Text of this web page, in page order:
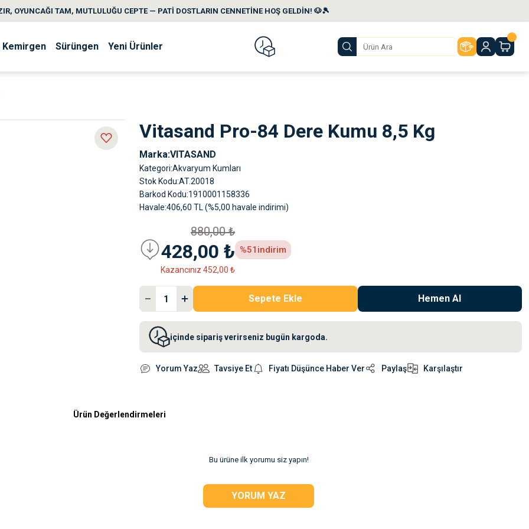
OYUNCAĞI TAM, MUTLULUĞU CEPTE — PATİ DOSTLARIN CENNETİNE HOŞ GELDİN! 🐶🎾
Kemirgen Sürüngen Yeni Ürünler
Vitasand Pro-84 Dere Kumu 8,5 Kg
Marka VITASAND
Kategori Akvaryum Kumları
Stok Kodu AT.20018
Barkod Kodu 1910001158336
Havale 406,60 TL (%5,00 havale indirimi)
880,00 ₺
428,00 ₺
Kazancınız 452,00 ₺
%51 indirim
Sepete Ekle Hemen Al
içinde sipariş verirseniz bugün kargoda.
Yorum Yaz Tavsiye Et Fiyatı Düşünce Haber Ver Paylaş Karşılaştır
Ürün Değerlendirmeleri
Bu ürüne ilk yorumu siz yapın!
YORUM YAZ